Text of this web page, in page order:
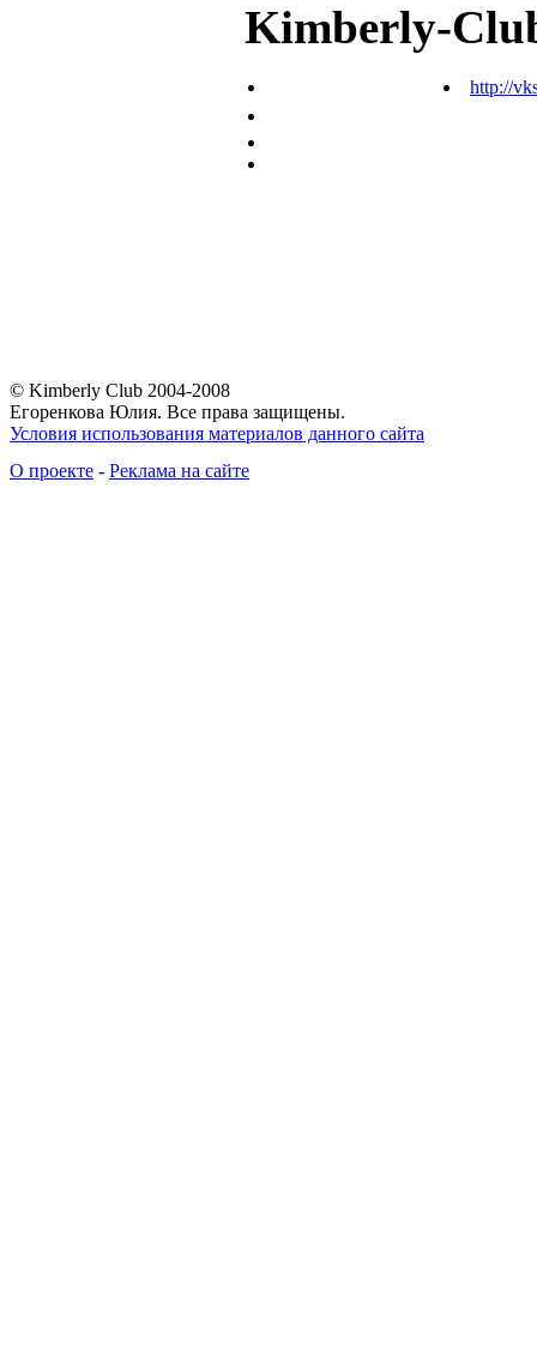
Kimberly-
http://
© Kimberly Club 2004-2008
Егоренкова Юлия. Все права защищены.
Условия использования материалов данного сайта
О проекте - Реклама на сайте